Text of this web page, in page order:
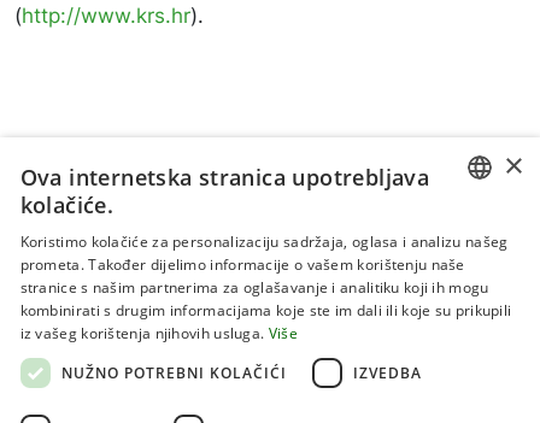
(http://www.krs.hr).
Uvjeti korištenja
Politika privatnosti
Kolačići
ENGLISH
×
Ova internetska stranica upotrebljava
kolačiće.
Koristimo kolačiće za personalizaciju sadržaja, oglasa i analizu našeg
prometa. Također dijelimo informacije o vašem korištenju naše
stranice s našim partnerima za oglašavanje i analitiku koji ih mogu
kombinirati s drugim informacijama koje ste im dali ili koje su prikupili
iz vašeg korištenja njihovih usluga. Više
NUŽNO POTREBNI KOLAČIĆI
IZVEDBA